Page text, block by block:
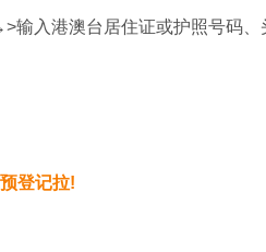
输入港澳台居住证或护照号码、
登记拉!